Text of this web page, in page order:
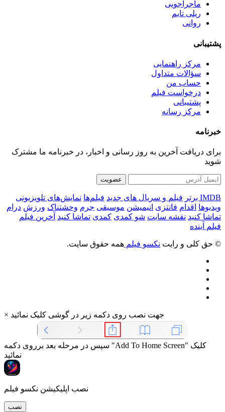
ماجراجویی
ریلی تایم
روانی
پشتیبانی
مرکز راهنمایی
سؤالات متداول
حساب من
درخواست فیلم
پشتیبانی
مرکز رسانه
خبرنامه
برای دریافت آخرین به روز رسانی و اخبار، در خبرنامه ما مشترک
شوید
عضویت
IMDB برتر فیلم و سریال های جدید فیلم‌ها نمایش‌های تلویزیونی
ویدیوها اقدام فانتزی انیمیشن موسیقی جرم وحشتناک ورزش درام
تماشا کنید نقشه سایت شو کمدی کمدی تماشا کنید آخرین فیلم
فیلم آینده
© حق کلی و رایت نکسو فیلم همه حقوق سایت.
× جهت نصب روی دکمه زیر در گوشی کلیک نمائید
سپس در مرحله بعد برروی دکمه "Add To Home Screen" کلیک
نمائید
نصب اپلیکیشن نکسو فیلم
نصب